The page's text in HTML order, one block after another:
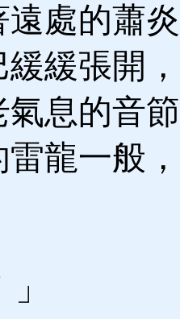
遠處的蕭
緩緩張開
氣息的音
雷龍一般